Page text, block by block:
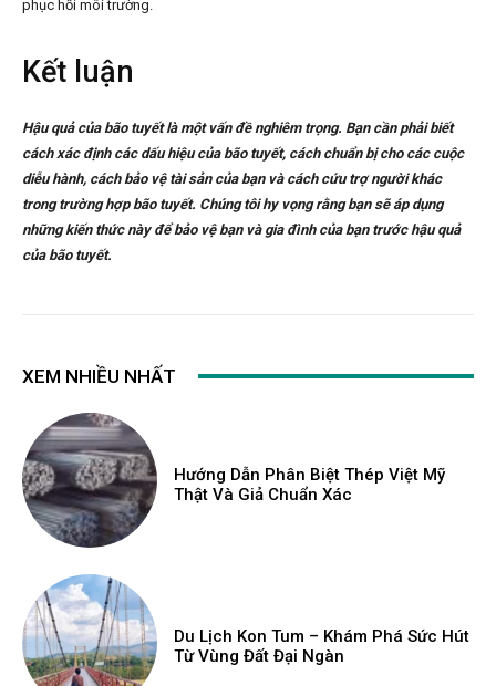
phục hồi môi trường.
Kết luận
Hậu quả của bão tuyết là một vấn đề nghiêm trọng. Bạn cần phải biết
cách xác định các dấu hiệu của bão tuyết, cách chuẩn bị cho các cuộc
diễu hành, cách bảo vệ tài sản của bạn và cách cứu trợ người khác
trong trường hợp bão tuyết. Chúng tôi hy vọng rằng bạn sẽ áp dụng
những kiến thức này để bảo vệ bạn và gia đình của bạn trước hậu quả
của bão tuyết.
XEM NHIỀU NHẤT
Hướng Dẫn Phân Biệt Thép Việt Mỹ
Thật Và Giả Chuẩn Xác
Du Lịch Kon Tum – Khám Phá Sức Hút
Từ Vùng Đất Đại Ngàn